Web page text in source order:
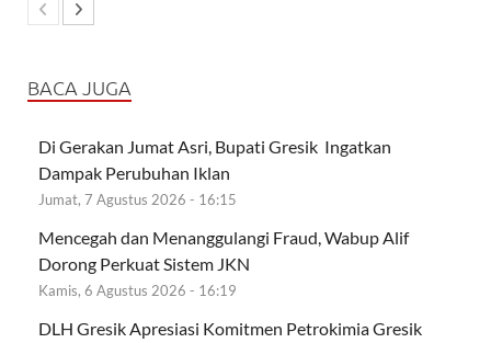
BACA JUGA
Di Gerakan Jumat Asri, Bupati Gresik Ingatkan
Dampak Perubuhan Iklan
Jumat, 7 Agustus 2026 - 16:15
Mencegah dan Menanggulangi Fraud, Wabup Alif
Dorong Perkuat Sistem JKN
Kamis, 6 Agustus 2026 - 16:19
DLH Gresik Apresiasi Komitmen Petrokimia Gresik